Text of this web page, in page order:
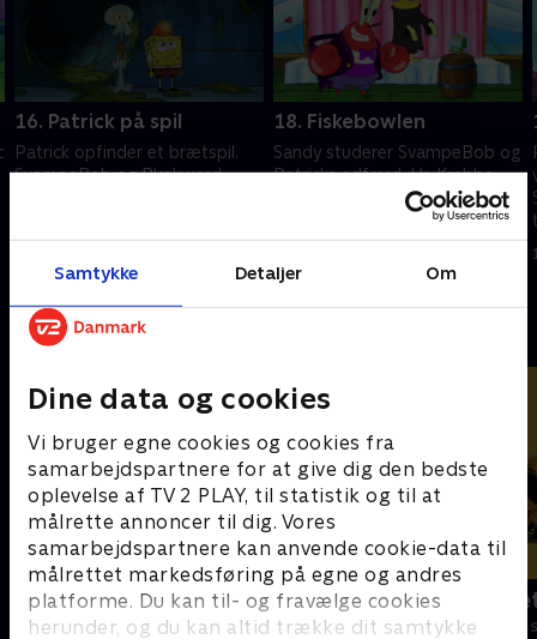
Samtykke Detaljer Om
Dine data og cookies
Vi bruger egne cookies og cookies fra
samarbejdspartnere for at give dig den bedste
oplevelse af TV 2 PLAY, til statistik og til at
målrette annoncer til dig. Vores
samarbejdspartnere kan anvende cookie-data til
målrettet markedsføring på egne og andres
platforme. Du kan til- og fravælge cookies
herunder, og du kan altid trække dit samtykke
16. Patrick på spil
Patrick opfinder et brætspil.
SvampeBob og Blækward
18. Fiskebowlen
Sandy studerer SvampeBob og
Patricks adfærd. Hr. Krabbe
gifter sig med sin sande
Andre så også
F for får
Børneserier • 5 sæsoner
Spørg
Børneserier • 1